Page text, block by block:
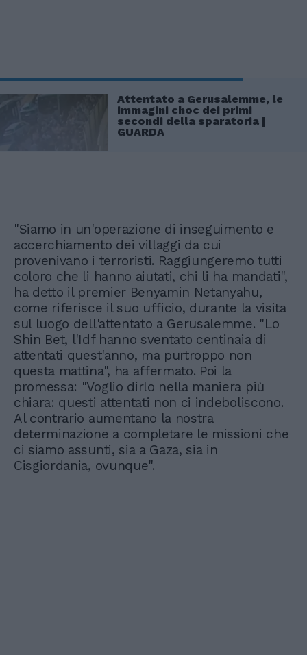
Attentato a Gerusalemme, le
immagini choc dei primi
secondi della sparatoria |
GUARDA
"Siamo in un'operazione di inseguimento e
accerchiamento dei villaggi da cui
provenivano i terroristi. Raggiungeremo tutti
coloro che li hanno aiutati, chi li ha mandati",
ha detto il premier Benyamin Netanyahu,
come riferisce il suo ufficio, durante la visita
sul luogo dell'attentato a Gerusalemme. "Lo
Shin Bet, l'Idf hanno sventato centinaia di
attentati quest'anno, ma purtroppo non
questa mattina", ha affermato. Poi la
promessa: "Voglio dirlo nella maniera più
chiara: questi attentati non ci indeboliscono.
Al contrario aumentano la nostra
determinazione a completare le missioni che
ci siamo assunti, sia a Gaza, sia in
Cisgiordania, ovunque".